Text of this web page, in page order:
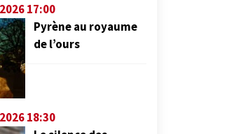
17:00
Pyrène au royaume
de l’ours
18:30